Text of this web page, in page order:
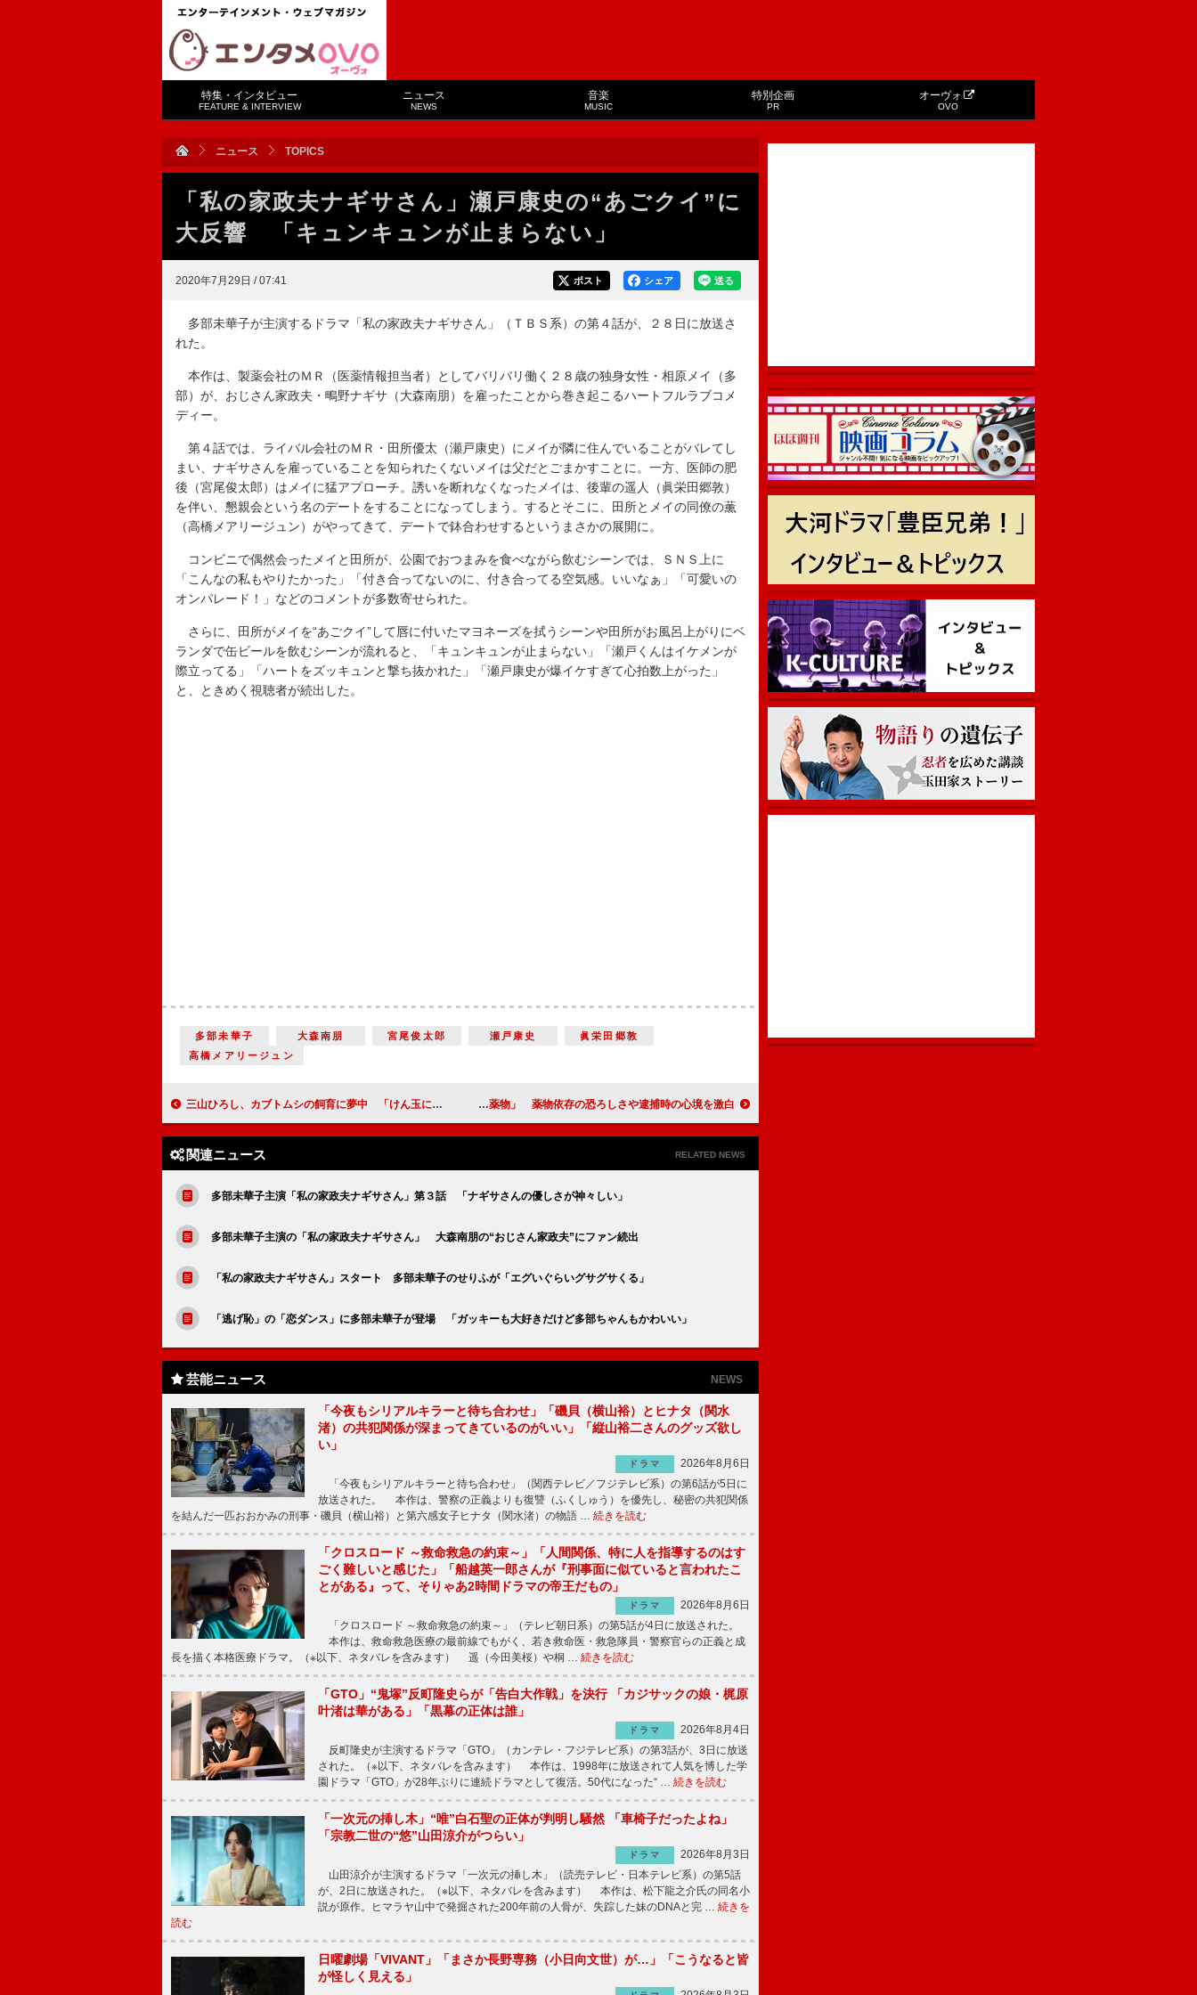
特集・インタビュー
FEATURE & INTERVIEW
ニュース
NEWS
音楽
MUSIC
特別企画
PR
オーヴォ
OVO
ニュース TOPICS
「私の家政夫ナギサさん」瀬戸康史の“あごクイ”に
大反響 「キュンキュンが止まらない」
2020年7月29日 / 07:41 送る
シェア
ポスト
多部未華子が主演するドラマ「私の家政夫ナギサさん」（ＴＢＳ系）の第４話が、２８日に放送さ
れた。
本作は、製薬会社のＭＲ（医薬情報担当者）としてバリバリ働く２８歳の独身女性・相原メイ（多
部）が、おじさん家政夫・鴫野ナギサ（大森南朋）を雇ったことから巻き起こるハートフルラブコメ
ディー。
第４話では、ライバル会社のＭＲ・田所優太（瀬戸康史）にメイが隣に住んでいることがバレてし
まい、ナギサさんを雇っていることを知られたくないメイは父だとごまかすことに。一方、医師の肥
後（宮尾俊太郎）はメイに猛アプローチ。誘いを断れなくなったメイは、後輩の遥人（眞栄田郷敦）
を伴い、懇親会という名のデートをすることになってしまう。するとそこに、田所とメイの同僚の薫
（高橋メアリージュン）がやってきて、デートで鉢合わせするというまさかの展開に。
コンビニで偶然会ったメイと田所が、公園でおつまみを食べながら飲むシーンでは、ＳＮＳ上に
「こんなの私もやりたかった」「付き合ってないのに、付き合ってる空気感。いいなぁ」「可愛いの
オンパレード！」などのコメントが多数寄せられた。
さらに、田所がメイを“あごクイ”して唇に付いたマヨネーズを拭うシーンや田所がお風呂上がりにベ
ランダで缶ビールを飲むシーンが流れると、「キュンキュンが止まらない」「瀬戸くんはイケメンが
際立ってる」「ハートをズッキュンと撃ち抜かれた」「瀬戸康史が爆イケすぎて心拍数上がった」
と、ときめく視聴者が続出した。
多部未華子 大森南朋 宮尾俊太郎 瀬戸康史
眞栄田郷敦
高橋メアリージュン
三山ひろし、カブトムシの飼育に夢中 「けん玉に続き、新しいギネス記録を狙いたい」 清原和博「初めて敗北を認めたのが薬物」 薬物依存の恐ろしさや逮捕時の心境を激白
関連ニュース RELATED NEWS
多部未華子主演「私の家政夫ナギサさん」第３話 「ナギサさんの優しさが神々しい」
多部未華子主演の「私の家政夫ナギサさん」 大森南朋の“おじさん家政夫”にファン続出
「私の家政夫ナギサさん」スタート 多部未華子のせりふが「エグいぐらいグサグサくる」
「逃げ恥」の「恋ダンス」に多部未華子が登場 「ガッキーも大好きだけど多部ちゃんもかわいい」
芸能ニュース NEWS
「今夜もシリアルキラーと待ち合わせ」「磯貝（横山裕）とヒナタ（関水
渚）の共犯関係が深まってきているのがいい」「縦山裕二さんのグッズ欲し
い」
ドラマ
2026年8月6日
「今夜もシリアルキラーと待ち合わせ」（関西テレビ／フジテレビ系）の第6話が5日に
放送された。 本作は、警察の正義よりも復讐（ふくしゅう）を優先し、秘密の共犯関係
を結んだ一匹おおかみの刑事・磯貝（横山裕）と第六感女子ヒナタ（関水渚）の物語 … 続きを読む
「クロスロード ～救命救急の約束～」「人間関係、特に人を指導するのはす
ごく難しいと感じた」「船越英一郎さんが『刑事面に似ていると言われたこ
とがある』って、そりゃあ2時間ドラマの帝王だもの」
ドラマ
2026年8月6日
「クロスロード ～救命救急の約束～」（テレビ朝日系）の第5話が4日に放送された。
本作は、救命救急医療の最前線でもがく、若き救命医・救急隊員・警察官らの正義と成
長を描く本格医療ドラマ。（※以下、ネタバレを含みます） 遥（今田美桜）や桐 … 続きを読む
「GTO」“鬼塚”反町隆史らが「告白大作戦」を決行 「カジサックの娘・梶原
叶渚は華がある」「黒幕の正体は誰」
ドラマ
2026年8月4日
反町隆史が主演するドラマ「GTO」（カンテレ・フジテレビ系）の第3話が、3日に放送
された。（※以下、ネタバレを含みます） 本作は、1998年に放送されて人気を博した学
園ドラマ「GTO」が28年ぶりに連続ドラマとして復活。50代になった“ … 続きを読む
「一次元の挿し木」“唯”白石聖の正体が判明し騒然 「車椅子だったよね」
「宗教二世の“悠”山田涼介がつらい」
ドラマ
2026年8月3日
山田涼介が主演するドラマ「一次元の挿し木」（読売テレビ・日本テレビ系）の第5話
が、2日に放送された。（※以下、ネタバレを含みます） 本作は、松下龍之介氏の同名小
説が原作。ヒマラヤ山中で発掘された200年前の人骨が、失踪した妹のDNAと完 … 続きを
読む
日曜劇場「VIVANT」「まさか長野専務（小日向文世）が…」「こうなると皆
が怪しく見える」